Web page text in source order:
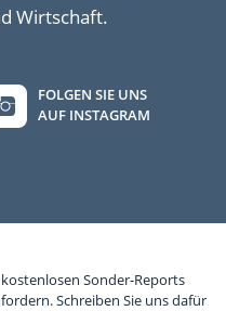
Wirtschaft.
FOLGEN SIE UNS
AUF INSTAGRAM
Sonder-Reports
Schreiben Sie uns dafür